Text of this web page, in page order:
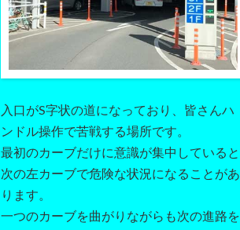
入口がS字状の道になっており、皆さんハ
ンドル操作で苦戦する場所です。
最初のカーブだけに意識が集中していると
次の左カーブで危険な状況になることがあ
ります。
一つのカーブを曲がりながらも次の進路を